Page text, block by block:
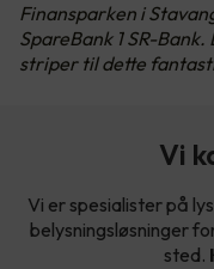
Finansparken i
SpareBank 1 SR-
striper til dette
Vi
Vi er spesialister på
belysningsløsninger
sted.